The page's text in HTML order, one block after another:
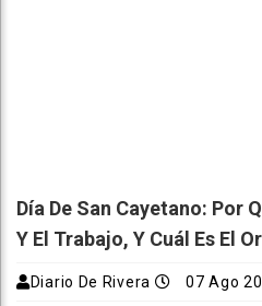
Día De San Cayetano: Por
Y El Trabajo, Y Cuál Es El
Diario De Rivera 07 Ago